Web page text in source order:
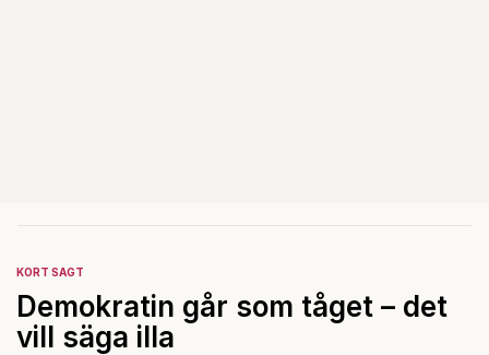
KORT SAGT
Demokratin går som tåget – det
vill säga illa